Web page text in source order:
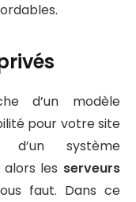
d’un modèle
pour votre site
système
les serveurs
faut. Dans ce